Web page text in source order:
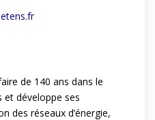
de 140 ans dans le
et développe ses
des réseaux d’énergie,